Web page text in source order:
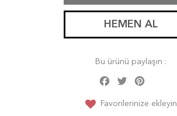
HEMEN AL
Bu ürünü paylaşın :
Facebook
Twitter
Favorilerinize ekleyin